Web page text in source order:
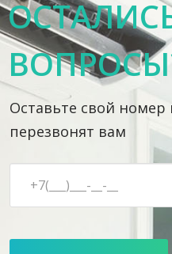
Оставьте свой
перезвонят вам